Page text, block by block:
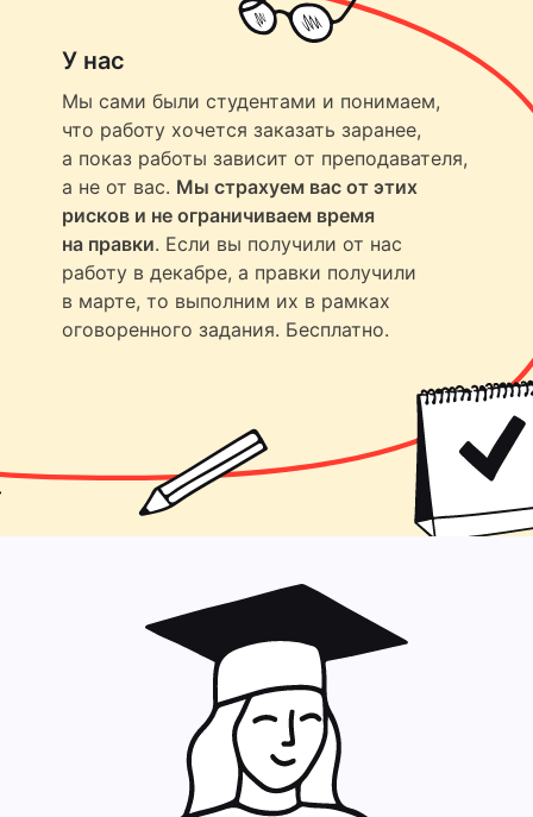
У нас
Мы сами были студентами и понимаем,
что работу хочется заказать заранее,
а показ работы зависит от преподавателя,
а не от вас. Мы страхуем вас от этих
рисков и не ограничиваем время
на правки. Если вы получили от нас
работу в декабре, а правки получили
в марте, то выполним их в рамках
оговоренного задания. Бесплатно.